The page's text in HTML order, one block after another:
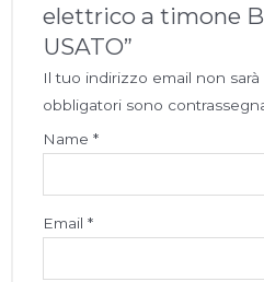
elettrico a timone
USATO”
Il tuo indirizzo email non
obbligatori sono
Name*
Email*